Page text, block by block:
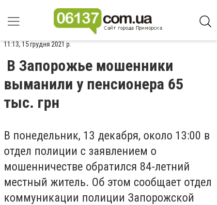
11:13, 15 грудня 2021 р.
В Запорожье мошенники
выманили у пенсионера 65
тыс. грн
В понедельник, 13 декабря, около 13:00 в
отдел полиции с заявлением о
мошенничестве обратился 84-летний
местный житель. Об этом сообщает отдел
коммуникации полиции Запорожской